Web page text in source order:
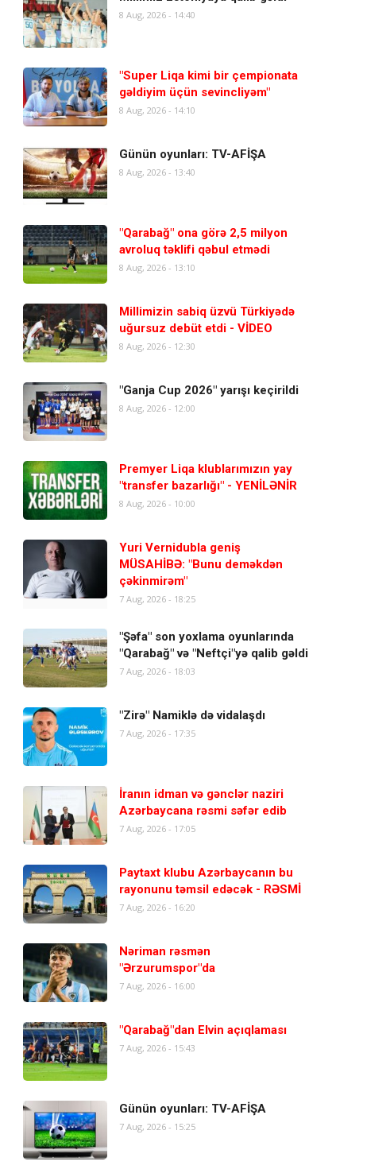
8 Aug, 2026 - 14:40
"Super Liqa kimi bir çempionata
gəldiyim üçün sevincliyəm"
8 Aug, 2026 - 14:10
Günün oyunları: TV-AFİŞA
8 Aug, 2026 - 13:40
"Qarabağ" ona görə 2,5 milyon
avroluq təklifi qəbul etmədi
8 Aug, 2026 - 13:10
Millimizin sabiq üzvü Türkiyədə
uğursuz debüt etdi - VİDEO
8 Aug, 2026 - 12:30
"Ganja Cup 2026" yarışı keçirildi
8 Aug, 2026 - 12:00
Premyer Liqa klublarımızın yay
"transfer bazarlığı" - YENİLƏNİR
8 Aug, 2026 - 10:00
Yuri Vernidubla geniş
MÜSAHİBƏ: "Bunu deməkdən
çəkinmirəm"
7 Aug, 2026 - 18:25
"Şəfa" son yoxlama oyunlarında
"Qarabağ" və "Neftçi"yə qalib gəldi
7 Aug, 2026 - 18:03
"Zirə" Namiklə də vidalaşdı
7 Aug, 2026 - 17:35
İranın idman və gənclər naziri
Azərbaycana rəsmi səfər edib
7 Aug, 2026 - 17:05
Paytaxt klubu Azərbaycanın bu
rayonunu təmsil edəcək - RƏSMİ
7 Aug, 2026 - 16:20
Nəriman rəsmən
"Ərzurumspor"da
7 Aug, 2026 - 16:00
"Qarabağ"dan Elvin açıqlaması
7 Aug, 2026 - 15:43
Günün oyunları: TV-AFİŞA
7 Aug, 2026 - 15:25